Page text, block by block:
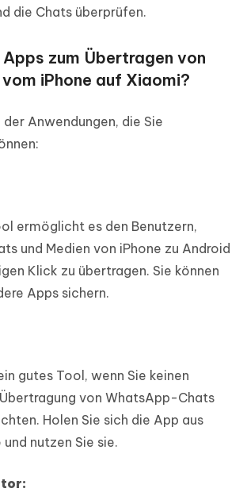
die Chats überprüfen.
zum Übertragen von
iPhone auf Xiaomi?
der Anwendungen, die Sie
ermöglicht es den Benutzern,
und Medien von iPhone zu Android
Klick zu übertragen. Sie können
Apps sichern.
gutes Tool, wenn Sie keinen
von WhatsApp-Chats
Holen Sie sich die App aus
nutzen Sie sie.